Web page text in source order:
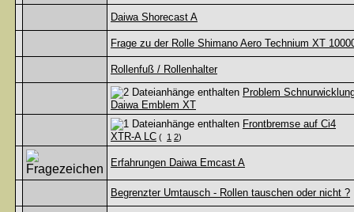
Daiwa Shorecast A
Frage zu der Rolle Shimano Aero Technium XT
Rollenfuß / Rollenhalter
Problem
Daiwa Emblem XT
Frontbremse auf Ci4
XTR-A LC ( 1 2)
Erfahrungen Daiwa Emcast A
Begrenzter Umtausch - Rollen tauschen oder nicht ?